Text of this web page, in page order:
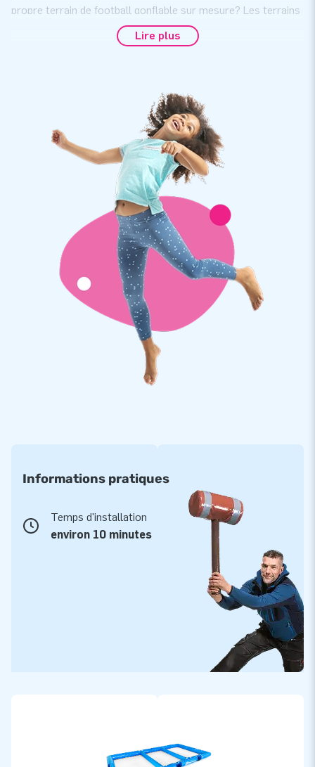
propre terrain de football gonflable sur mesure? Les terrains
sont colorés, attrayants et adaptés à des fins multiples.
Faites-en un avec vos couleurs, logo ou slogan et vous avez
clubs sportifs, mais également très adapté à une utilisation
dans les foires commerciales et autres événements
(sportifs).
Souhaitez-vous obtenir plus d'informations sur un terrain
sportif personnalisé? Dans ce cas, veuillez nous contacter.
Lire plus
Informations pratiques
Temps d'installation
environ 10 minutes